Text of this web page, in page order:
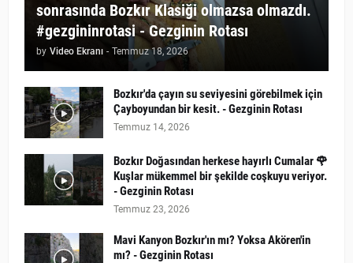
sonrasında Bozkır Klasiği olmazsa olmazdı.
#gezgininrotasi - Gezginin Rotası
by Video Ekranı - Temmuz 18, 2026
Bozkır'da çayın su seviyesini görebilmek için
Çayboyundan bir kesit. - Gezginin Rotası
Temmuz 14, 2026
Bozkır Doğasından herkese hayırlı Cumalar 🌹
Kuşlar mükemmel bir şekilde coşkuyu veriyor.
- Gezginin Rotası
Temmuz 23, 2026
Mavi Kanyon Bozkır'ın mı? Yoksa Akören'in
mı? - Gezginin Rotası